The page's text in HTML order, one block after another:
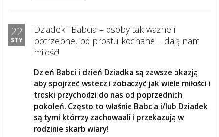
22
STY
Dziadek i Babcia – osoby tak ważne i
potrzebne, po prostu kochane – dają nam
miłość!
Dzień Babci i dzień Dziadka są zawsze okazją
aby spojrzeć wstecz i zobaczyć jak wiele miłości i
troski przychodzi do nas od poprzednich
pokoleń. Często to właśnie Babcia i/lub Dziadek
są tymi którrzy zachowaali i przekazują w
rodzinie skarb wiary!